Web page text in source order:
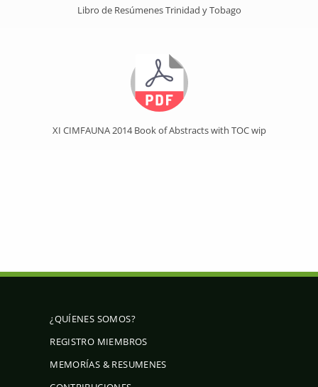
Libro de Resúmenes Trinidad y Tobago
XI CIMFAUNA 2014 Book of Abstracts with TOC wip
¿QUÍENES SOMOS?
REGISTRO MIEMBROS
MEMORÍAS & RESUMENES